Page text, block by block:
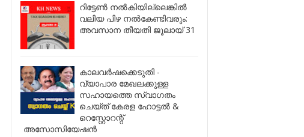
റിട്ടേൺ നൽകിയില്ലെങ്കിൽ
വലിയ പിഴ നൽകേണ്ടിവരും:
അവസാന തീയതി ജൂലായ് 31
കാലവർഷക്കെടുതി -
വ്യാപാര മേഖലക്കുള്ള
സഹായത്തെ സ്വാഗതം
ചെയ്ത് കേരള ഹോട്ടൽ &
റെസ്റ്റോറന്റ്
അസോസിയേഷൻ